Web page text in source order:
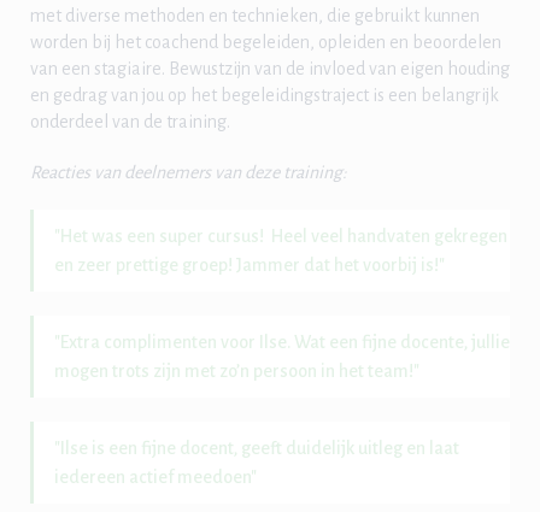
met diverse methoden en technieken, die gebruikt kunnen
worden bij het coachend begeleiden, opleiden en beoordelen
van een stagiaire. Bewustzijn van de invloed van eigen houding
en gedrag van jou op het begeleidingstraject is een belangrijk
onderdeel van de training.
Reacties van deelnemers van deze training:
"Het was een super cursus! Heel veel handvaten gekregen
en zeer prettige groep! Jammer dat het voorbij is!"
"Extra complimenten voor Ilse. Wat een fijne docente, jullie
mogen trots zijn met zo’n persoon in het team!"
"Ilse is een fijne docent, geeft duidelijk uitleg en laat
iedereen actief meedoen"